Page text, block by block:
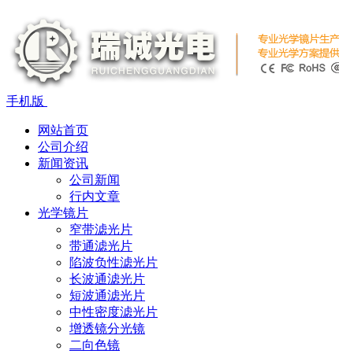
手机版
网站首页
公司介绍
新闻资讯
公司新闻
行内文章
光学镜片
窄带滤光片
带通滤光片
陷波负性滤光片
长波通滤光片
短波通滤光片
中性密度滤光片
增透镜分光镜
二向色镜